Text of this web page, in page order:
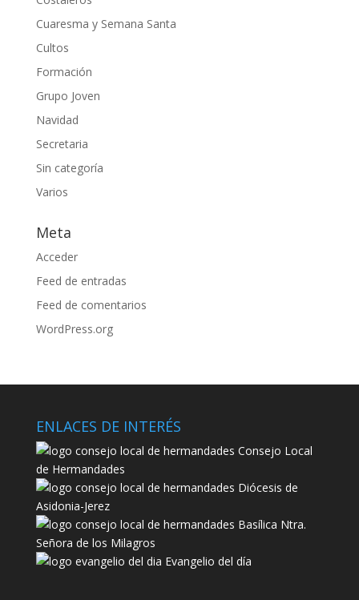
Cuaresma y Semana Santa
Cultos
Formación
Grupo Joven
Navidad
Secretaria
Sin categoría
Varios
Meta
Acceder
Feed de entradas
Feed de comentarios
WordPress.org
ENLACES DE INTERÉS
Consejo Local
de Hermandades
Diócesis de
Asidonia-Jerez
Basílica Ntra.
Señora de los Milagros
Evangelio del día